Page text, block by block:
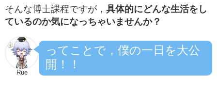
そんな博士課程ですが， 具体的にどんな生活をし
ているのか気になっちゃいませんか？
Rue
ってことで，僕の一日を大公
開！！